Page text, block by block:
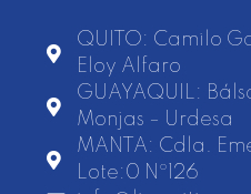
QUITO: Camilo
Eloy Alfaro
GUAYAQUIL:
Monjas – Urdesa
MANTA: Cdla.
Lote:0 Nº126